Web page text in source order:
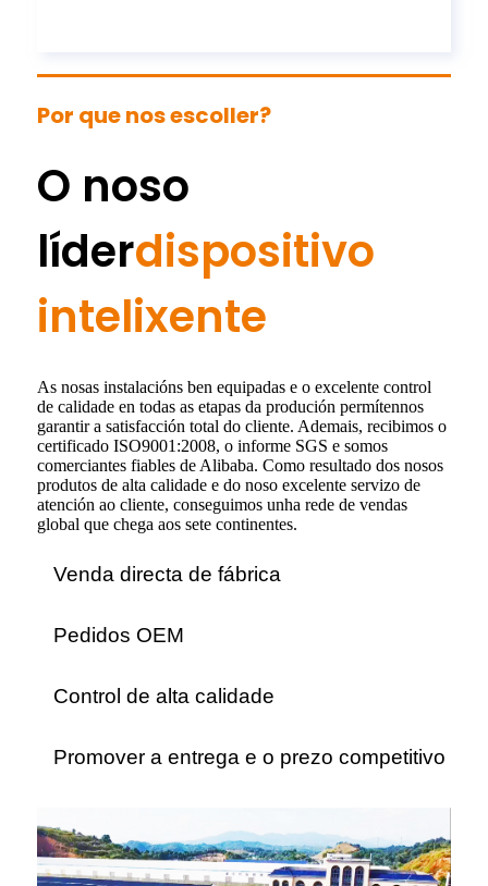
Por que nos escoller?
O noso
líderdispositivo
intelixente
As nosas instalacións ben equipadas e o excelente control
de calidade en todas as etapas da produción permítennos
garantir a satisfacción total do cliente. Ademais, recibimos o
certificado ISO9001:2008, o informe SGS e somos
comerciantes fiables de Alibaba. Como resultado dos nosos
produtos de alta calidade e do noso excelente servizo de
atención ao cliente, conseguimos unha rede de vendas
global que chega aos sete continentes.
Venda directa de fábrica
Pedidos OEM
Control de alta calidade
Promover a entrega e o prezo competitivo